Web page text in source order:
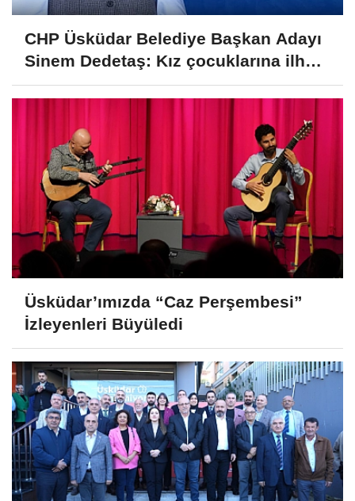
CHP Üsküdar Belediye Başkan Adayı
Sinem Dedetaş: Kız çocuklarına ilham
olmak istiyorum
Üsküdar’ımızda “Caz Perşembesi”
İzleyenleri Büyüledi